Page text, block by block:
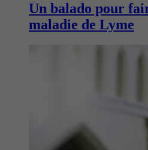
Un balado pour
maladie de Lyme